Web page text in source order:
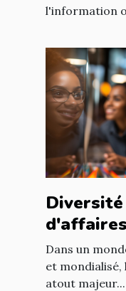
l'information
équipe
stimuler
Dans un
et mondialisé,
atout majeur...